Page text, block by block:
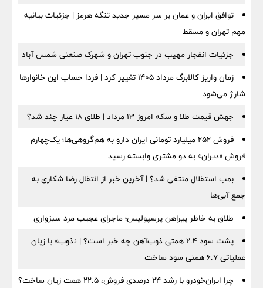
توافق ایران و عمان بر سر مسیر جدید تنگه هرمز | جزئیات بیانیه
مهم تهران و مسقط
جزئیات انفجار مهیب در جنوب تهران و شهرک صنعتی شمس آباد
زمان واریز کالابرگ مرداد ۱۴۰۵ تغییر کرد | فردا حساب این خانوارها
شارژ می‌شود
جهش قیمت طلا و سکه امروز ۱۳ مرداد | طلای ۱۸ عیار چند شد؟
فروش ۲۵۲ میلیارد تومانی ایران دارو به هم‌گروهی‌ها؛ یک‌چهارم
فروش «دیران» به دو مشتری وابسته رسید
بمب استقلال منتفی شد؟ | آخرین خبر از انتقال رضا شکاری به
جمع آبی‌ها
طلاق به خاطر پیراهن پرسپولیس؛ ماجرای عجیب مرد سبزواری
پشت سود ۲.۴ همتی ذوب‌آهن چه خبر است؟ | «ذوب» با زیان
عملیاتی ۶.۷ همتی سود ساخت
چرا ایران‌خودرو با رشد ۲۴ درصدی فروش، ۲۲.۵ همت زیان ساخت؟